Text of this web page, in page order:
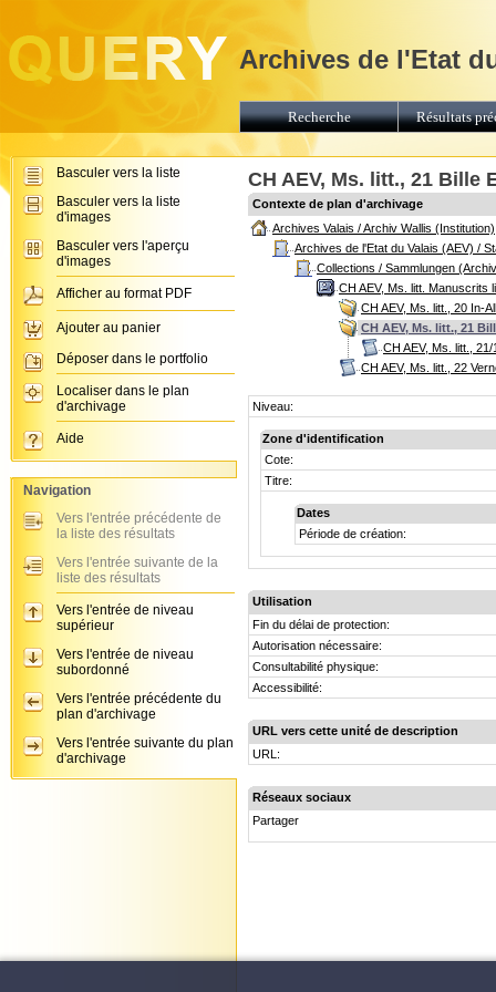
CH AEV, Ms. litt., 21 Bille
Contexte de plan d'archivage
Archives Valais / Archiv Wallis (Institution)
Archives de l'Etat du Valais (AEV) /
Collections / Sammlungen
CH AEV, Ms. litt. Manuscrits
CH AEV, Ms. litt., 20 In-
CH AEV, Ms. litt., 21
CH AEV, Ms. litt.,
CH AEV, Ms. litt., 22
Niveau:
Zone d'identification
Cote:
Titre:
Dates
Période de création:
Utilisation
Fin du délai de protection:
Autorisation nécessaire:
Consultabilité physique:
Accessibilité:
URL vers cette unité de description
URL:
Réseaux sociaux
Partager
Archives de l'Etat
Recherche Résultats
Basculer vers la liste
Basculer vers la liste
d'images
Basculer vers l'aperçu
d'images
Afficher au format PDF
Ajouter au panier
Déposer dans le portfolio
Localiser dans le plan
d'archivage
Aide
Navigation
Vers l'entrée précédente de
la liste des résultats
Vers l'entrée suivante de la
liste des résultats
Vers l'entrée de niveau
supérieur
Vers l'entrée de niveau
subordonné
Vers l'entrée précédente du
plan d'archivage
Vers l'entrée suivante du plan
d'archivage